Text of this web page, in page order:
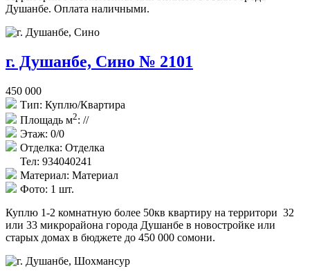
Душанбе. Оплата наличными.
г. Душанбе, Сино № 2101
450 000
Тип: Куплю/Квартира
Площадь м2: //
Этаж: 0/0
Отделка: Отделка
Тел: 934040241
Материал: Материал
Фото: 1 шт.
Куплю 1-2 комнатную более 50кв квартиру на территори 32
или 33 микрорайона города Душанбе в новостройке или
старых домах в бюджете до 450 000 сомони.